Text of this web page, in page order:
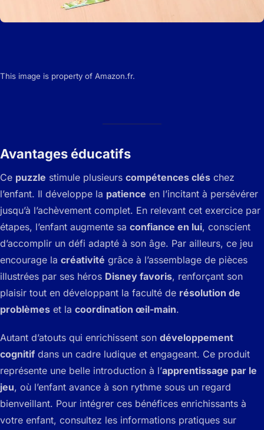
This image is property of Amazon.fr.
Avantages éducatifs
Ce puzzle stimule plusieurs compétences clés chez
l’enfant. Il développe la patience en l’incitant à persévérer
jusqu’à l’achèvement complet. En relevant cet exercice par
étapes, l’enfant augmente sa confiance en lui, conscient
d’accomplir un défi adapté à son âge. Par ailleurs, ce jeu
encourage la créativité grâce à l’assemblage de pièces
illustrées par ses héros Disney favoris, renforçant son
plaisir tout en développant la faculté de résolution de
problèmes et la coordination œil-main.
Autant d’atouts qui enrichissent son développement
cognitif dans un cadre ludique et engageant. Ce produit
représente une belle introduction à l’apprentissage par le
jeu, où l’enfant avance à son rythme sous un regard
bienveillant. Pour intégrer ces bénéfices enrichissants à
votre enfant, consultez les informations pratiques sur